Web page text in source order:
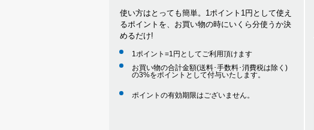
使い方はとっても簡単。1ポイント1円として使え
るポイントを、お買い物の時にいくら分使うか決
めるだけ!
1ポイント=1円としてご利用頂けます
お買い物の合計金額(送料･手数料･消費税は除く)
の3%をポイントとして付与いたします。
ポイントの有効期限はございません。